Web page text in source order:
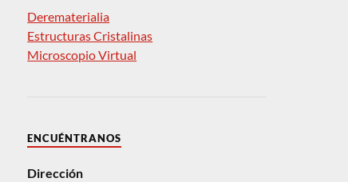
Derematerialia
Estructuras Cristalinas
Microscopio Virtual
ENCUÉNTRANOS
Dirección